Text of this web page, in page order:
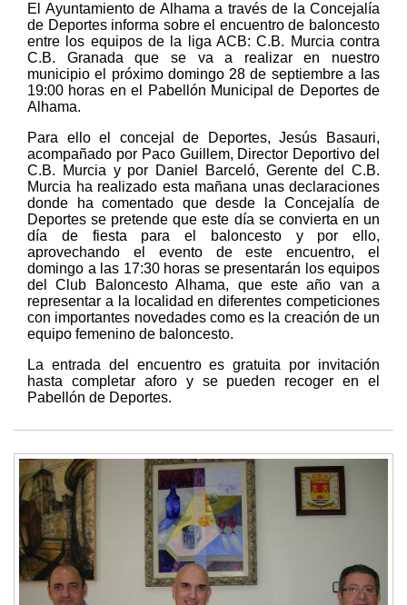
El Ayuntamiento de Alhama a través de la Concejalía
de Deportes informa sobre el encuentro de baloncesto
entre los equipos de la liga ACB: C.B. Murcia contra
C.B. Granada que se va a realizar en nuestro
municipio el próximo domingo 28 de septiembre a las
19:00 horas en el Pabellón Municipal de Deportes de
Alhama.
Para ello el concejal de Deportes, Jesús Basauri,
acompañado por Paco Guillem, Director Deportivo del
C.B. Murcia y por Daniel Barceló, Gerente del C.B.
Murcia ha realizado esta mañana unas declaraciones
donde ha comentado que desde la Concejalía de
Deportes se pretende que este día se convierta en un
día de fiesta para el baloncesto y por ello,
aprovechando el evento de este encuentro, el
domingo a las 17:30 horas se presentarán los equipos
del Club Baloncesto Alhama, que este año van a
representar a la localidad en diferentes competiciones
con importantes novedades como es la creación de un
equipo femenino de baloncesto.
La entrada del encuentro es gratuita por invitación
hasta completar aforo y se pueden recoger en el
Pabellón de Deportes.